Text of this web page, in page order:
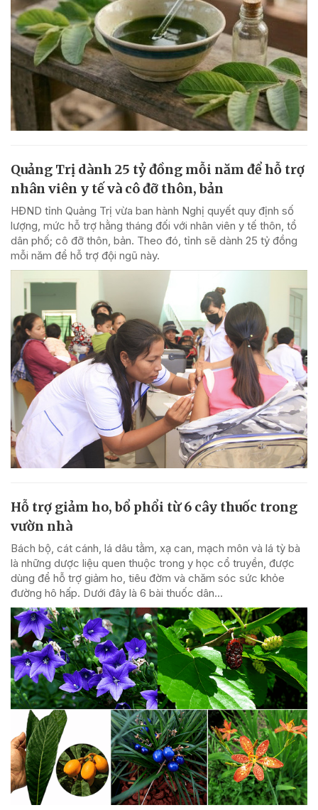
Quảng Trị dành 25 tỷ đồng mỗi năm để hỗ trợ
nhân viên y tế và cô đỡ thôn, bản
HĐND tỉnh Quảng Trị vừa ban hành Nghị quyết quy định số
lượng, mức hỗ trợ hằng tháng đối với nhân viên y tế thôn, tổ
dân phố; cô đỡ thôn, bản. Theo đó, tỉnh sẽ dành 25 tỷ đồng
mỗi năm để hỗ trợ đội ngũ này.
Hỗ trợ giảm ho, bổ phổi từ 6 cây thuốc trong
vườn nhà
Bách bộ, cát cánh, lá dâu tằm, xạ can, mạch môn và lá tỳ bà
là những dược liệu quen thuộc trong y học cổ truyền, được
dùng để hỗ trợ giảm ho, tiêu đờm và chăm sóc sức khỏe
đường hô hấp. Dưới đây là 6 bài thuốc dân...